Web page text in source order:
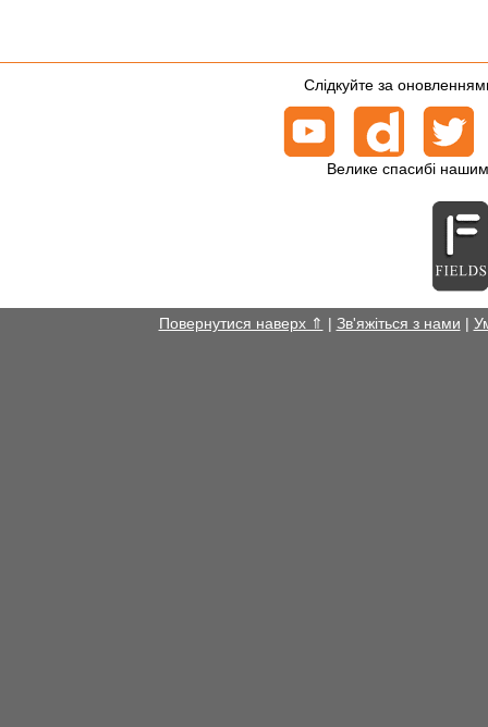
Слідкуйте за
Велике спасибі
Повернутися наверх ⇑ | Зв'яжіться з нами |